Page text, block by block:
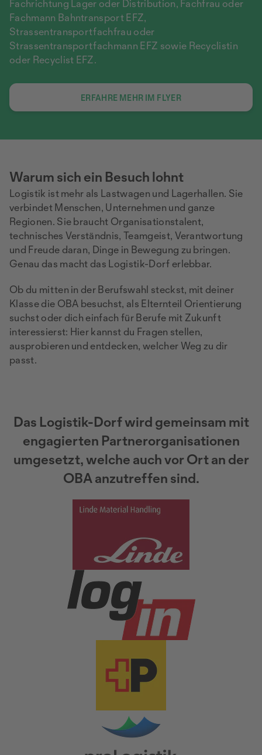
Fachrichtung Lager oder Distribution, Fachfrau oder
Fachmann Bahntransport EFZ,
Strassentransportfachfrau oder
Strassentransportfachmann EFZ sowie Recyclistin
oder Recyclist EFZ.
ERFAHRE MEHR IM FLYER
Warum sich ein Besuch lohnt
Logistik ist mehr als Lastwagen und Lagerhallen. Sie
verbindet Menschen, Unternehmen und ganze
Regionen. Sie braucht Organisationstalent,
technisches Verständnis, Teamgeist, Verantwortung
und Freude daran, Dinge in Bewegung zu bringen.
Genau das macht das Logistik-Dorf erlebbar.
Ob du mitten in der Berufswahl steckst, mit deiner
Klasse die OBA besuchst, als Elternteil Orientierung
suchst oder dich einfach für Berufe mit Zukunft
interessierst: Hier kannst du Fragen stellen,
ausprobieren und entdecken, welcher Weg zu dir
passt.
Das Logistik-Dorf wird gemeinsam mit
engagierten Partnerorganisationen
umgesetzt, welche auch vor Ort an der
OBA anzutreffen sind.